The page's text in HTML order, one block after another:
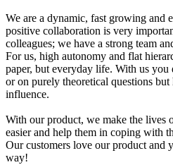
We are a dynamic, fast growing and
positive collaboration is very
colleagues; we have a strong team
For us, high autonomy and flat
paper, but everyday life. With us you
or on purely theoretical questions
influence.
With our product, we make the lives
easier and help them in coping with
Our customers love our product and
way!